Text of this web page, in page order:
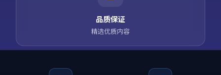
品质保证
精选优质内容